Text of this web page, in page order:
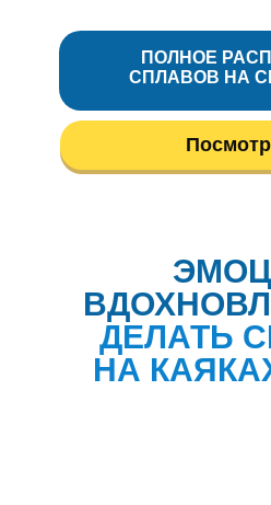
ПОЛНОЕ
СПЛАВОВ НА
ОТЗЫВЫ
ДЕЛАТЬ
НА